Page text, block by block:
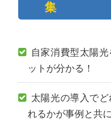
集
自家消費型太陽
ットが分かる！
太陽光の導入で
れるかが事例と共